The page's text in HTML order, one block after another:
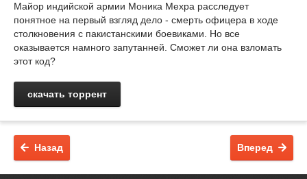
Майор индийской армии Моника Мехра расследует
понятное на первый взгляд дело - смерть офицера в ходе
столкновения с пакистанскими боевиками. Но все
оказывается намного запутанней. Сможет ли она взломать
этот код?
скачать торрент
Назад Вперед